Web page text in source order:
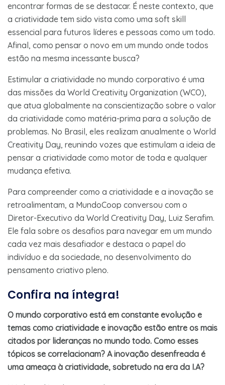
encontrar formas de se destacar. É neste contexto, que
a criatividade tem sido vista como uma soft skill
essencial para futuros líderes e pessoas como um todo.
Afinal, como pensar o novo em um mundo onde todos
estão na mesma incessante busca?
Estimular a criatividade no mundo corporativo é uma
das missões da World Creativity Organization (WCO),
que atua globalmente na conscientização sobre o valor
da criatividade como matéria-prima para a solução de
problemas. No Brasil, eles realizam anualmente o World
Creativity Day, reunindo vozes que estimulam a ideia de
pensar a criatividade como motor de toda e qualquer
mudança efetiva.
Para compreender como a criatividade e a inovação se
retroalimentam, a MundoCoop conversou com o
Diretor-Executivo da World Creativity Day, Luiz Serafim.
Ele fala sobre os desafios para navegar em um mundo
cada vez mais desafiador e destaca o papel do
indivíduo e da sociedade, no desenvolvimento do
pensamento criativo pleno.
Confira na íntegra!
O mundo corporativo está em constante evolução e
temas como criatividade e inovação estão entre os mais
citados por lideranças no mundo todo. Como esses
tópicos se correlacionam? A inovação desenfreada é
uma ameaça à criatividade, sobretudo na era da I.A?